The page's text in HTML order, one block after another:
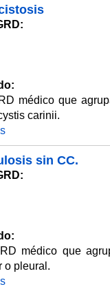
médico que
carinii.
sin CC.
médico que
o pleural.